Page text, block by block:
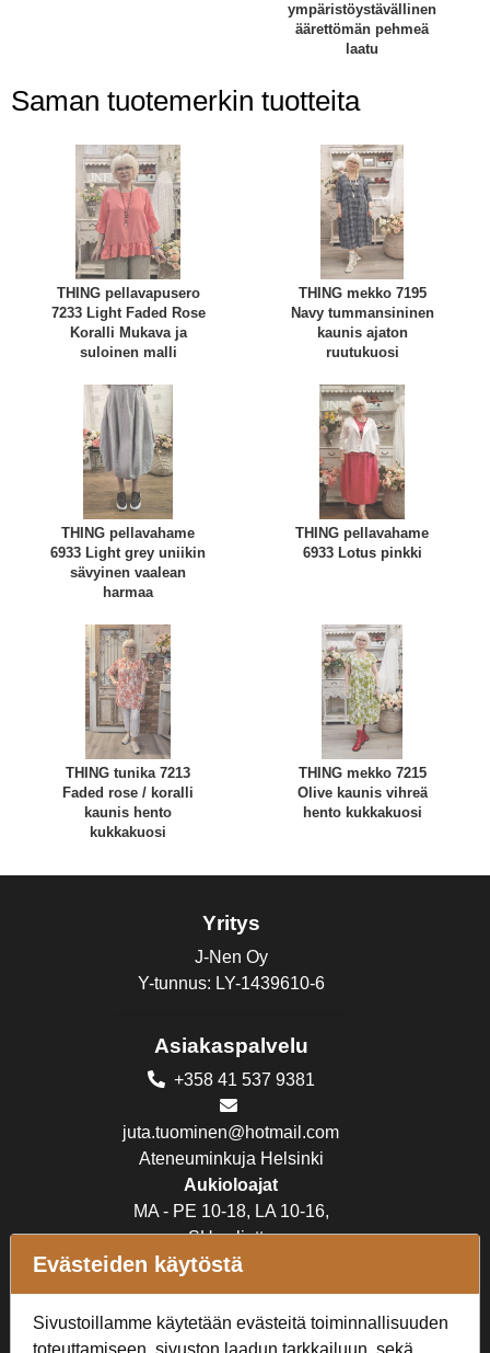
ympäristöystävällinen
äärettömän pehmeä
laatu
Saman tuotemerkin tuotteita
THING pellavapusero
7233 Light Faded Rose
Koralli Mukava ja
suloinen malli
THING mekko 7195
Navy tummansininen
kaunis ajaton
ruutukuosi
THING pellavahame
6933 Light grey uniikin
sävyinen vaalean
harmaa
THING pellavahame
6933 Lotus pinkki
THING tunika 7213
Faded rose / koralli
kaunis hento
kukkakuosi
THING mekko 7215
Olive kaunis vihreä
hento kukkakuosi
Yritys
J-Nen Oy
Y-tunnus: LY-1439610-6
Asiakaspalvelu
+358 41 537 9381
juta.tuominen@hotmail.com
Ateneuminkuja Helsinki
Aukioloajat
MA - PE 10-18, LA 10-16,
SU suljettu
Verkkokauppa
Tilaus- ja toimitusehdot
Evästeiden käytöstä
Sivustoillamme käytetään evästeitä toiminnallisuuden